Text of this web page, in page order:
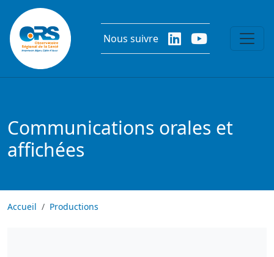
Aller au contenu principal
Nous suivre
Communications orales et
affichées
Accueil Productions